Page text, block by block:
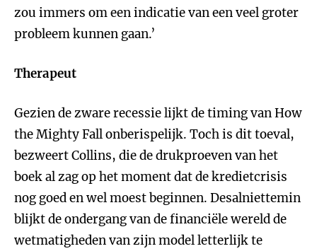
zou immers om een indicatie van een veel groter
probleem kunnen gaan.’
Therapeut
Gezien de zwarerecessie lijkt de timing van How
the Mighty Fall onberispelijk. Toch is dit toeval,
bezweert Collins, die de drukproeven van het
boek al zag op het moment dat de kredietcrisis
nog goed en wel moest beginnen. Desalniettemin
blijkt de ondergang van de financiële wereld de
wetmatigheden van zijn model letterlijk te